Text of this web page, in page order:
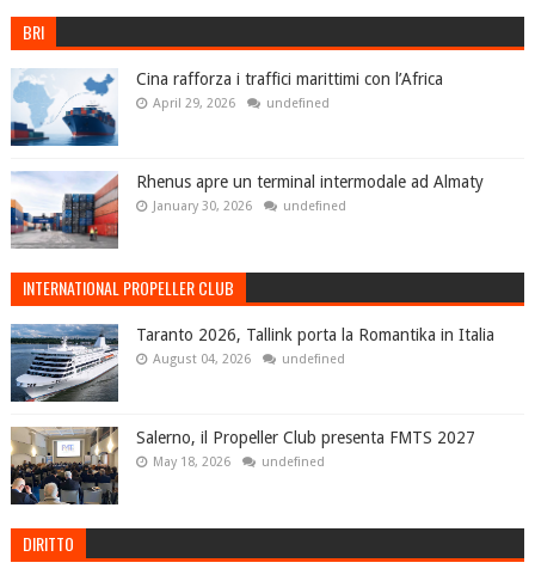
BRI
Cina rafforza i traffici marittimi con l’Africa
April 29, 2026 undefined
Rhenus apre un terminal intermodale ad Almaty
January 30, 2026 undefined
INTERNATIONAL PROPELLER CLUB
Taranto 2026, Tallink porta la Romantika in Italia
August 04, 2026 undefined
Salerno, il Propeller Club presenta FMTS 2027
May 18, 2026 undefined
DIRITTO